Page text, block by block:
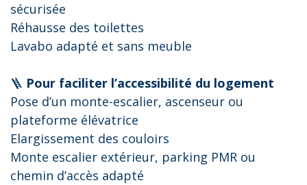
sécurisée
Réhausse des toilettes
Lavabo adapté et sans meuble
🪜 Pour faciliter l’accessibilité du logement
Pose d’un monte-escalier, ascenseur ou
plateforme élévatrice
Elargissement des couloirs
Monte escalier extérieur, parking PMR ou
chemin d’accès adapté